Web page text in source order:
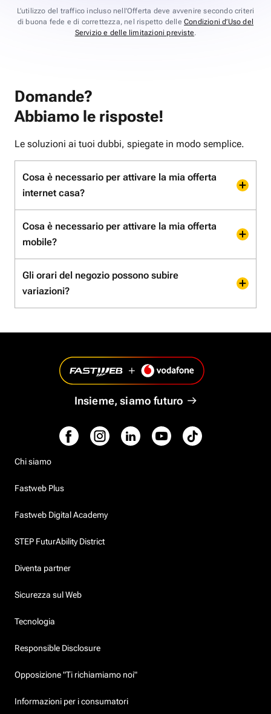
L’utilizzo del traffico incluso nell’Offerta deve avvenire secondo criteri
di buona fede e di correttezza, nel rispetto delleCondizioni d’Uso del
Servizio e delle limitazioni previste.
Domande?
Abbiamo le risposte!
Le soluzioni ai tuoi dubbi, spiegate in modo semplice.
Cosa è necessario per attivare la mia offerta
internet casa?
Cosa è necessario per attivare la mia offerta
mobile?
Gli orari del negozio possono subire
variazioni?
Insieme, siamo futuro
Chi siamo
Fastweb Plus
Fastweb Digital Academy
STEP FuturAbility District
Diventa partner
Sicurezza sul Web
Tecnologia
Responsible Disclosure
Opposizione "Ti richiamiamo noi"
Informazioni per i consumatori